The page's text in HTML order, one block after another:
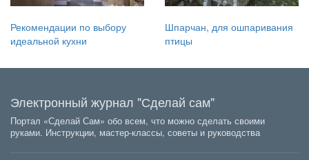
Рекомендации по выбору
идеальной кухни
Шпарчан, для ошпаривания
птицы
Электронный журнал "Сделай сам"
Портал «Сделай Сам» обо всем, что можно сделать своими
руками. Инструкции, мастер-классы, советы и руководства